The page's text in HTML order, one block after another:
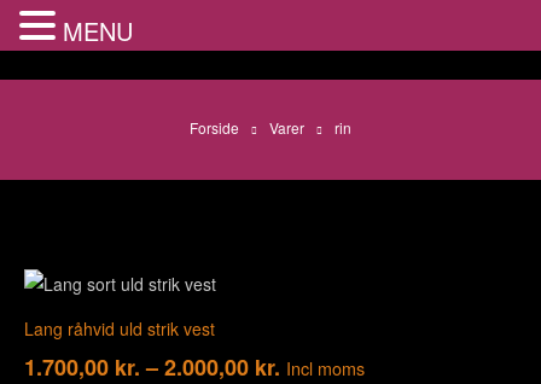
Forside Varer rin
Lang råhvid uld strik vest
1.700,00 kr. –2.000,00 kr. Incl moms
MENU